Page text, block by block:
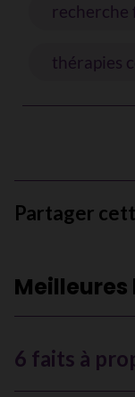
recherche
thérapies
Partager
6 faits à